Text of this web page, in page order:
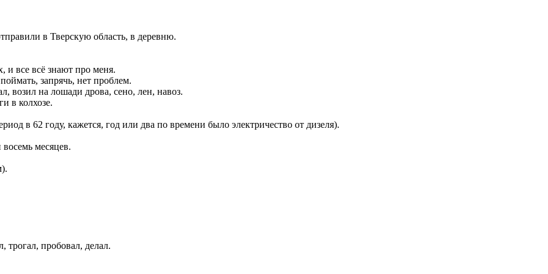
в Тверскую область, в деревню.
и все всё знают про меня.
запрячь, нет проблем.
возил на лошади дрова, сено, лен, навоз.
в колхозе.
в 62 году, кажется, год или два по времени было электричество от дизеля).
месяцев.
пробовал, делал.